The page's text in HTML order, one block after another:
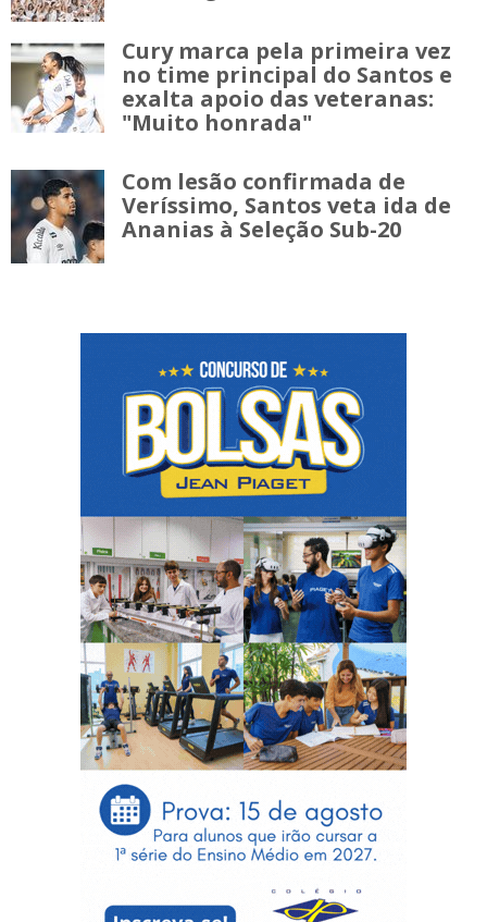
Cury marca pela primeira vez
no time principal do Santos e
exalta apoio das veteranas:
"Muito honrada"
Com lesão confirmada de
Veríssimo, Santos veta ida de
Ananias à Seleção Sub-20